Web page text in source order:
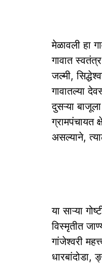
मेळावली हा
गावात
जल्मी,
गावातल्या
दुसऱ्या
ग्रामपंचायत
असल्याने,
या साऱ्या
विस्मृतीत
गांजेश्वरी
धारबांदोडा,